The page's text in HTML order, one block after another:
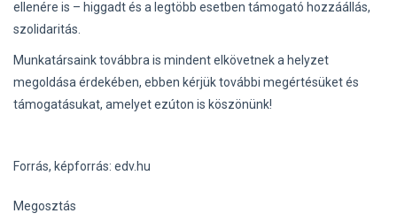
ellenére is – higgadt és a legtöbb esetben támogató hozzáállás,
szolidaritás.
Munkatársaink továbbra is mindent elkövetnek a helyzet
megoldása érdekében, ebben kérjük további megértésüket és
támogatásukat, amelyet ezúton is köszönünk!
Forrás, képforrás: edv.hu
Megosztás